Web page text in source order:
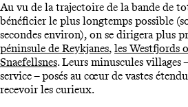
Au vu de la trajectoire de la bande de
bénéficier le plus longtemps possible
secondes environ), on se dirigera plus
péninsule de Reykjanes, les Westfjords
Snaefellsnes. Leurs minuscules villages
service – posés au cœur de vastes
recevoir les curieux.